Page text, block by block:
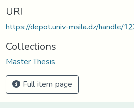
URI
https://depot.univ-msila.dz/handle/
Collections
Master Thesis
Full item page